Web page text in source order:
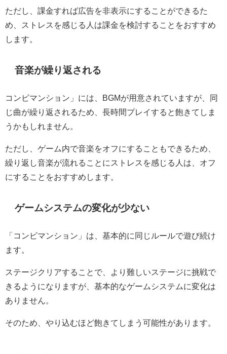
ただし、課金すれば広告を非表示にすることができるた
め、ストレスを感じる人は課金を検討することをおすすめ
します。
音楽が繰り返される
コンビマンション」には、BGMが用意されていますが、同
じ曲が繰り返されるため、長時間プレイすると飽きてしま
うかもしれません。
ただし、ゲーム内で音楽をオフにすることもできるため、
繰り返し音楽が流れることにストレスを感じる人は、オフ
にすることをおすすめします。
ゲームシステムの変化が少ない
「コンビマンション」は、基本的に同じルールで遊び続け
ます。
ステージクリアすることで、より難しいステージに挑戦で
きるようになりますが、基本的なゲームシステムに変化は
ありません。
そのため、やり込むほど飽きてしまう可能性があります。